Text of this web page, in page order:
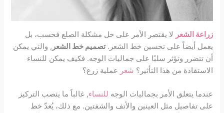
زراعة الشعر لا يقتصر الأمر على حل مشكلة الصلع فحسب، بل
يعمل أيضاً على تحسين خط الشعر.تصميم خط الشعر , والتي يمكن
أن تتضرر وتؤثر سلبًا على جماليات الوجه. فكيف يمكن للنساء
الاستفادة من هذا التأثير؟ شعر عملية زرع؟
عندما يتعلق الأمر بجماليات الوجه للنساء, غالباً ما ينصب التركيز
على تفاصيل مثل العينين والأنف والشفتين. مع ذلك، يُعدّ خط